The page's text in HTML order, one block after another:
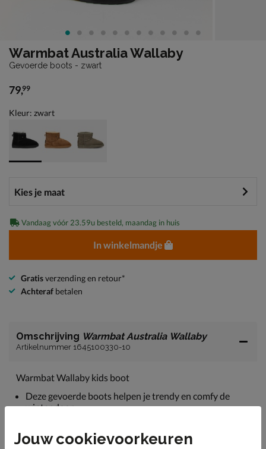
Warmbat Australia Wallaby
Gevoerde boots - zwart
€ 79,99
79,99
Kleur: zwart
Vandaag vóór 23.59u besteld, maandag in huis
In winkelmandje
Gratisverzending en retour*
Achteraf betalen
Omschrijving Warmbat Australia Wallaby
Artikelnummer 1645100330-10
Warmbat Wallaby kids boot
Deze gevoerde boots helpen je trendy en comfy de
winter door.
makkelijk naar de voet vormt.
Jouw cookievoorkeuren